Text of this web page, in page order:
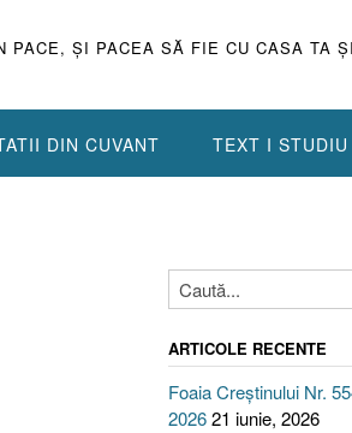
PACE, ŞI PACEA SĂ FIE CU CASA TA
DIN CUVANT TEXT I
ARTICOLE RECENTE
Foaia Creștinului Nr.
202621 iunie, 2026